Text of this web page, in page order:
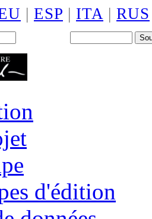
| ESP | ITA | RUS
d'édition